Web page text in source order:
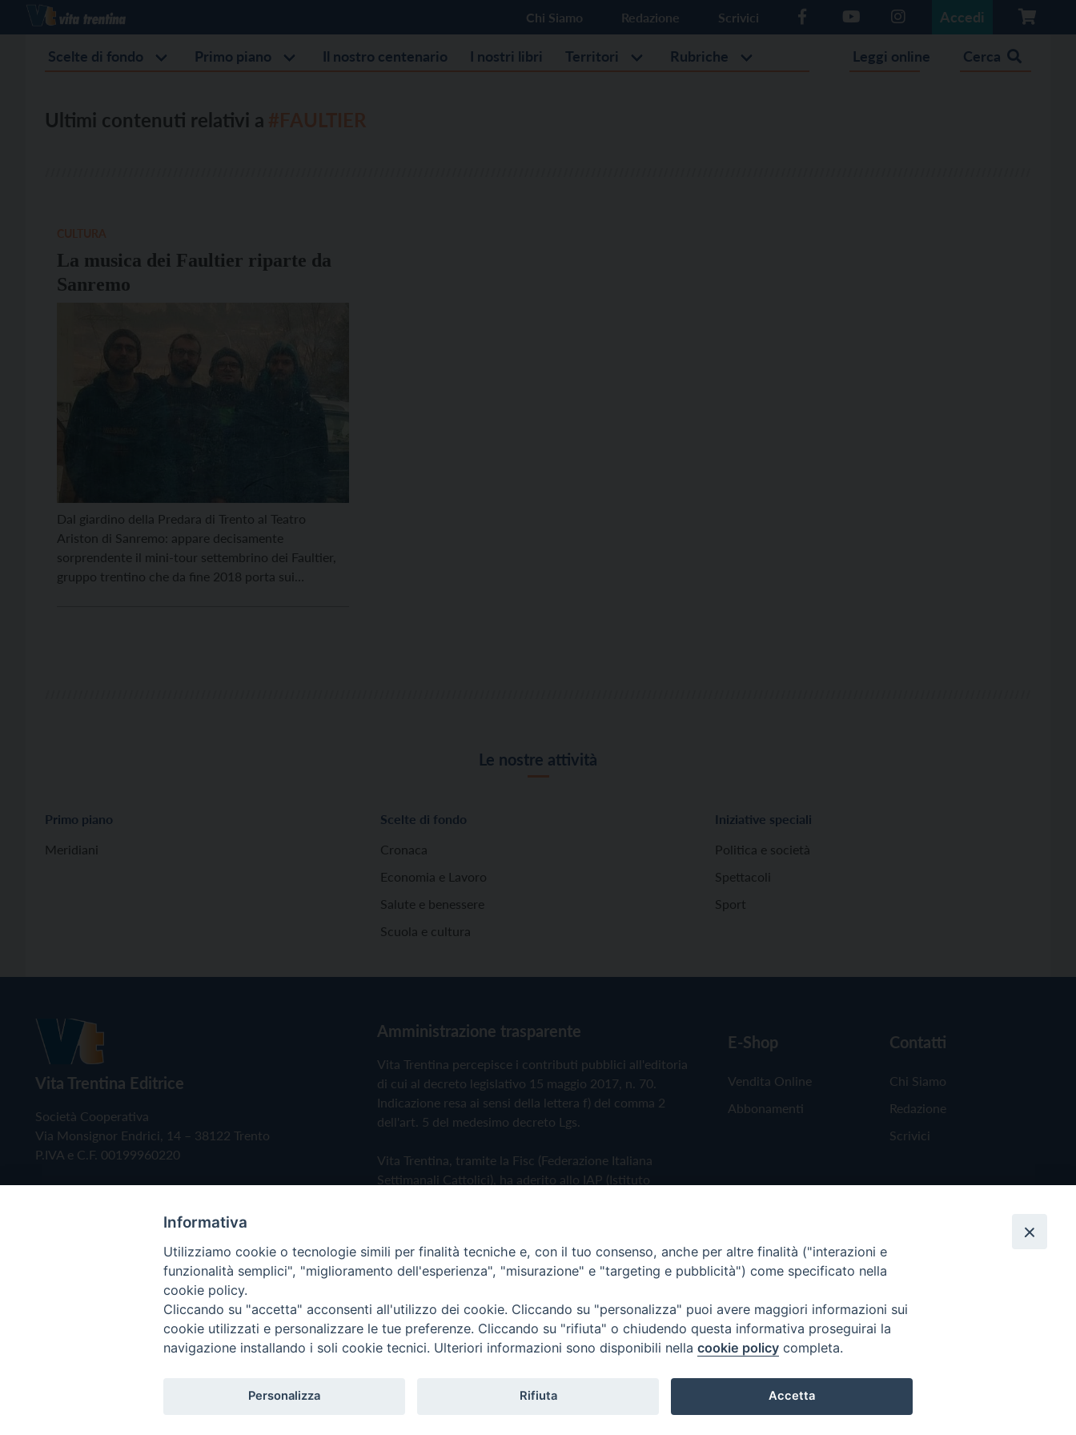
Chi Siamo Redazione Scrivici Accedi
Scelte di fondo Primo piano Il nostro centenario I nostri libri Territori Rubriche Leggi online Cerca
Ultimi contenuti relativi a
La musica dei Faultier riparte da
Sanremo
Dal giardino della Predara di Trento al Teatro
Ariston di Sanremo: appare decisamente
sorprendente il mini-tour settembrino dei Faultier,
gruppo trentino che da fine 2018 porta sui
Le nostre attività
Primo piano
Meridiani
Scelte di fondo
Cronaca
Economia e Lavoro
Salute e benessere
Scuola e cultura
Iniziative speciali
Politica e società
Spettacoli
Sport
Vita Trentina Editrice
Società Cooperativa
Via Monsignor Endrici, 14 – 38122 Trento
P.IVA e C.F. 00199960220
Amministrazione trasparente
Vita Trentina percepisce i contributi pubblici all'editoria
di cui al decreto legislativo 15 maggio 2017, n. 70.
Indicazione resa ai sensi della lettera f) del comma 2
dell'art. 5 del medesimo decreto Lgs.
Vita Trentina, tramite la Fisc (Federazione Italiana
Settimanali Cattolici), ha aderito allo IAP (Istituto
Privacy Policy Cookie Policy
E-Shop
Vendita Online
Abbonamenti
Contatti
Chi Siamo
Redazione
Scrivici
Copyright © 2019 - Tutti i diritti riservati - Vita Trentina Editrice
Informativa
Utilizziamo cookie o tecnologie simili per finalità tecniche e, con il tuo consenso, anche per altre finalità ("interazioni e
funzionalità semplici", "miglioramento dell'esperienza", "misurazione" e "targeting e pubblicità") come specificato nella
cookie policy.
Cliccando su "accetta" acconsenti all'utilizzo dei cookie. Cliccando su "personalizza" puoi avere maggiori informazioni sui
cookie utilizzati e personalizzare le tue preferenze. Cliccando su "rifiuta" o chiudendo questa informativa proseguirai la
navigazione installando i soli cookie tecnici. Ulteriori informazioni sono disponibili nella cookie policy completa.
Personalizza Rifiuta Accetta